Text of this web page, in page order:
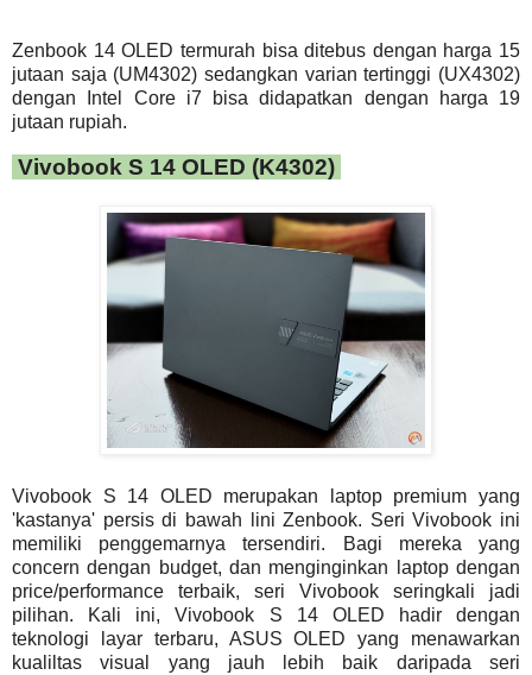
Zenbook 14 OLED termurah bisa ditebus dengan harga 15
jutaan saja (UM4302) sedangkan varian tertinggi (UX4302)
dengan Intel Core i7 bisa didapatkan dengan harga 19
jutaan rupiah.
Vivobook S 14 OLED (K4302)
Vivobook S 14 OLED merupakan laptop premium yang
'kastanya' persis di bawah lini Zenbook. Seri Vivobook ini
memiliki penggemarnya tersendiri. Bagi mereka yang
concern dengan budget, dan menginginkan laptop dengan
price/performance terbaik, seri Vivobook seringkali jadi
pilihan. Kali ini, Vivobook S 14 OLED hadir dengan
teknologi layar terbaru, ASUS OLED yang menawarkan
kualiltas visual yang jauh lebih baik daripada seri